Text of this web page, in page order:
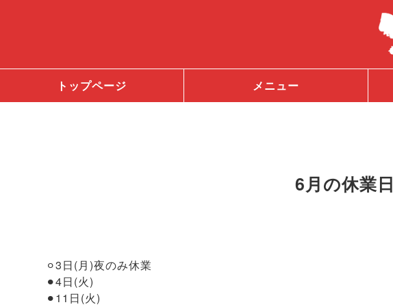
トップページ メニュー
6月の休業日
⚪︎3日(月)夜のみ休業
⚫︎4日(火)
⚫︎11日(火)